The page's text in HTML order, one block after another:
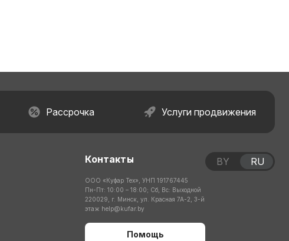
Рассрочка Услуги продвижения
Контакты
ООО «Куфар Тех», УНП 191767445
Пн-Пт: 10:00 – 18:00; Сб, Вс: Выходной
220029, г. Минск, ул. Красная 7А-2, 3-й
этаж help@kufar.by
Помощь
BY RU